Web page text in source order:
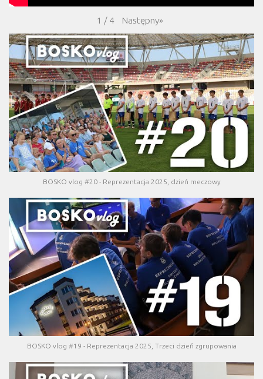
1 / 4 Następny»
BOSKO vlog #20 - Reprezentacja 2025, dzień meczowy
BOSKO vlog #19 - Reprezentacja 2025, Trzeci dzień zgrupowania